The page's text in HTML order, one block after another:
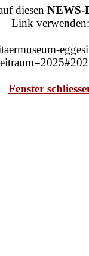
diesenNEWS-
Link verwenden:
Fenster